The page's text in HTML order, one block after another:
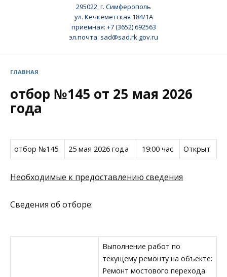
295022, г. Симферополь
ул. Кечкеметская 184/1А
приемная: +7 (3652) 692563
эл.почта: sad@sad.rk.gov.ru
ГЛАВНАЯ
отбор №145 от 25 мая 2026
года
отбор №145 25 мая 2026 года 19:00 час Открыт
Необходимые к предоставлению сведения
Сведения об отборе:
Выполнение работ по
текущему ремонту на объекте:
Ремонт мостового перехода